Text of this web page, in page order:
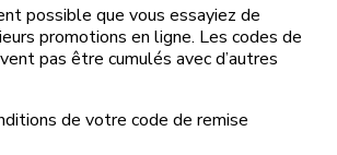
possible que vous essayiez de
promotions en ligne. Les codes de
pas être cumulés avec d’autres
de votre code de remise